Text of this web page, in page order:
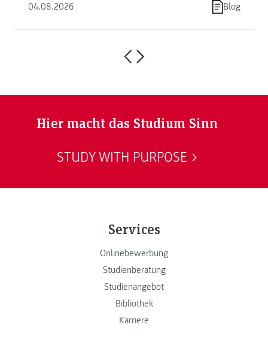
04.08.2026 Blog
Hier macht das Studium Sinn
STUDY WITH PURPOSE
Services
Onlinebewerbung
Studienberatung
Studienangebot
Bibliothek
Karriere